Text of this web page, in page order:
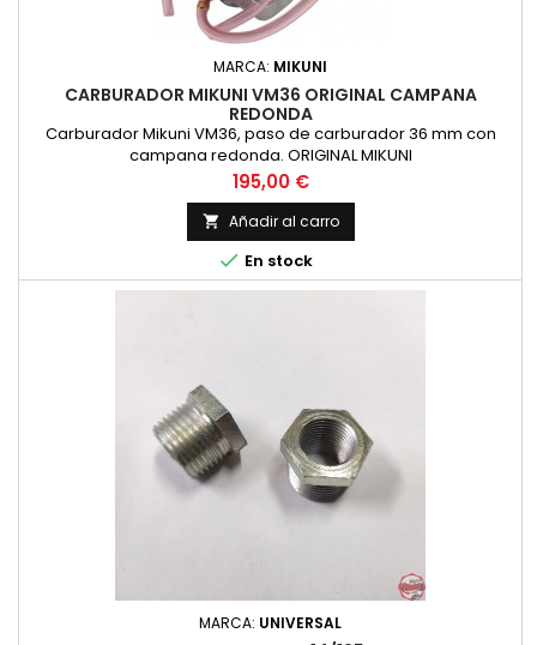
MARCA: MIKUNI
CARBURADOR MIKUNI VM36 ORIGINAL CAMPANA
REDONDA
Carburador Mikuni VM36, paso de carburador 36 mm con
campana redonda. ORIGINAL MIKUNI
Precio
195,00 €
 Añadir al carro
 En stock
MARCA: UNIVERSAL